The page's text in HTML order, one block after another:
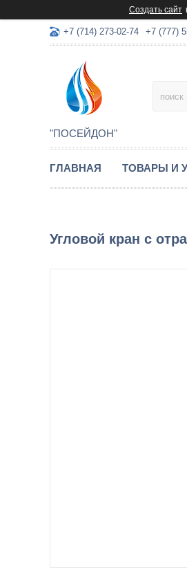
Создать сайт
+7 (714) 273-02-74 +7 (777)
"ПОСЕЙДОН"
ГЛАВНАЯ ТОВАРЫ И
Угловой кран с